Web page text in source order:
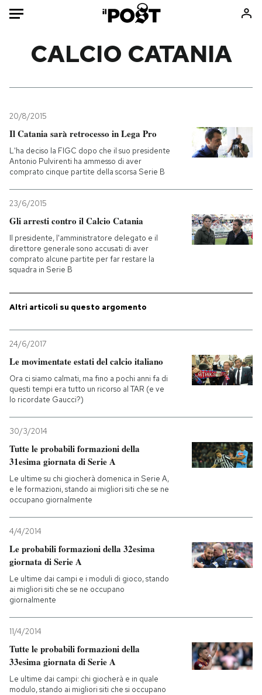
Mondo
Politica
Tecnologia
Internet
Cultura
Economia
Sport
Consumismi
Storie/Idee
Mondiali calcio 2026
I MIEI PREFERITI
SHOP
AREA PERSONALE
Entra
CALCIO CATANIA
20/8/2015
Il Catania sarà retrocesso in Lega Pro
L'ha deciso la FIGC dopo che il suo presidente
Antonio Pulvirenti ha ammesso di aver
comprato cinque partite della scorsa Serie B
23/6/2015
Gli arresti contro il Calcio Catania
Il presidente, l'amministratore delegato e il
direttore generale sono accusati di aver
comprato alcune partite per far restare la
squadra in Serie B
Altri articoli su questo argomento
24/6/2017
Le movimentate estati del calcio italiano
Ora ci siamo calmati, ma fino a pochi anni fa di
questi tempi era tutto un ricorso al TAR (e ve
lo ricordate Gaucci?)
30/3/2014
Tutte le probabili formazioni della
31esima giornata di Serie A
Le ultime su chi giocherà domenica in Serie A,
e le formazioni, stando ai migliori siti che se ne
occupano giornalmente
4/4/2014
Le probabili formazioni della 32esima
giornata di Serie A
Le ultime dai campi e i moduli di gioco, stando
ai migliori siti che se ne occupano
giornalmente
11/4/2014
Tutte le probabili formazioni della
33esima giornata di Serie A
Le ultime dai campi: chi giocherà e in quale
modulo, stando ai migliori siti che si occupano